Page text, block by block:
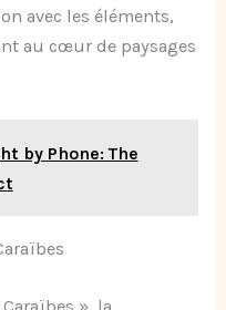
avec les éléments,
au cœur de paysages
by Phone: The